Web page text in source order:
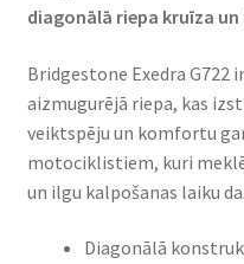
diagonālā riepa kruīza
Bridgestone Exedra G722
aizmugurējā riepa, kas
veiktspēju un komfortu
motociklistiem, kuri
un ilgu kalpošanas laiku
Diagonālā